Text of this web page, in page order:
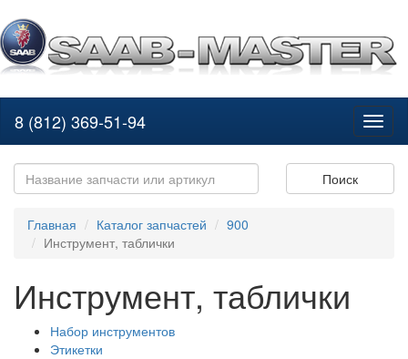
8 (812) 369-51-94
Поиск
Главная Каталог запчастей
900
Инструмент, таблички
Инструмент, таблички
Набор инструментов
Этикетки